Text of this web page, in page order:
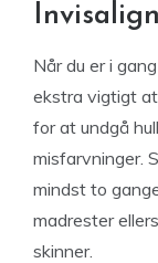
Når du er i
ekstra vigtigt
for at undgå
misfarvninger.
mindst to
madrester
skinner.